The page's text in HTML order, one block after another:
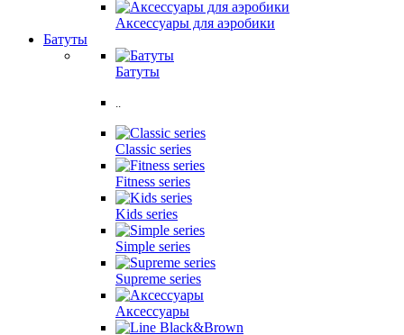
Аксессуары для аэробики
Батуты
Батуты
..
Classic series
Fitness series
Kids series
Simple series
Supreme series
Аксессуары